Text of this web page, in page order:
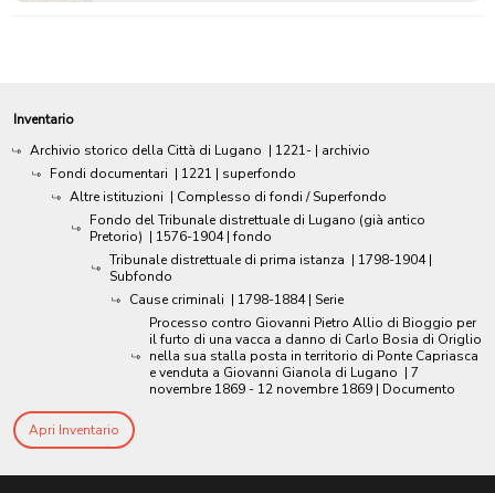
Inventario
Archivio storico della Città di Lugano | 1221- | archivio
Fondi documentari | 1221 | superfondo
Altre istituzioni | Complesso di fondi / Superfondo
Fondo del Tribunale distrettuale di Lugano (già antico
Pretorio) | 1576-1904 | fondo
Tribunale distrettuale di prima istanza | 1798-1904 |
Subfondo
Cause criminali | 1798-1884 | Serie
Processo contro Giovanni Pietro Allio di Bioggio per
il furto di una vacca a danno di Carlo Bosia di Origlio
nella sua stalla posta in territorio di Ponte Capriasca
e venduta a Giovanni Gianola di Lugano | 7
novembre 1869 - 12 novembre 1869 | Documento
Apri Inventario